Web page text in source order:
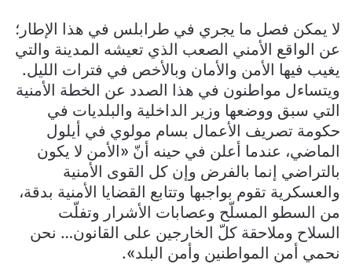
لا يمكن فصل ما يجري في طرابلس في هذا الإطار؛
عن الواقع الأمني الصعب الذي تعيشه المدينة والتي
يغيب فيها الأمن والأمان وبالأخص في فترات الليل.
ويتساءل مواطنون في هذا الصدد عن الخطة الأمنية
التي سبق ووضعها وزير الداخلية والبلديات في
حكومة تصريف الأعمال بسام مولوي في أيلول
الماضي، عندما أعلن في حينه أنّ «الأمن لا يكون
بالتراضي إنما بالفرض وإن كل القوى الأمنية
والعسكرية تقوم بواجبها وتتابع القضايا الأمنية بدقة،
من السطو المسلّح وعصابات الأشرار وتفلّت
السلاح وملاحقة كلّ الخارجين على القانون… نحن
نحمي أمن المواطنين وأمن البلد».